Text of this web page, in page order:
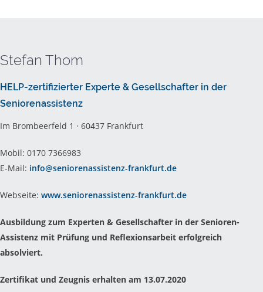
Stefan Thom
HELP-zertifizierter Experte & Gesellschafter in der
Seniorenassistenz
Im Brombeerfeld 1 · 60437 Frankfurt
Mobil: 0170 7366983
E-Mail: info@seniorenassistenz-frankfurt.de
Webseite: www.seniorenassistenz-frankfurt.de
Ausbildung zum Experten & Gesellschafter in der Senioren-
Assistenz mit Prüfung und Reflexionsarbeit erfolgreich
absolviert.
Zertifikat und Zeugnis erhalten am 13.07.2020